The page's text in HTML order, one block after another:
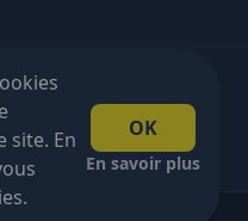
site. En
OK
En savoir plus
partir de €100 HT!